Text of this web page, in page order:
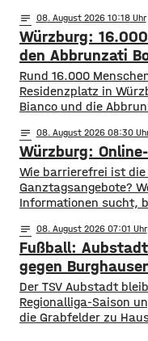
Fläche von mehreren
vier Bäume standen
Flammen auch einer
Wohnhäusern immer
notes 08. August 2026 10:18
Würzburg:
den Abbrunzati
Rund 16.000
Residenzplatz in
Bianco und die
abseits des
Picknick-Stimmung in
Bilder vom Konzert
notes 08. August 2026 08:30
Würzburg:
​​Wie barrierefrei ist die
Ganztagsangebote?
Informationen sucht,
im Open-Data-Portal
Schulporträts
in städtischer
vorgestellt und
können
notes 08. August 2026 07:01
Fußball:
gegen
Der TSV Aubstadt
Regionalliga-Saison
die Grabfelder zu